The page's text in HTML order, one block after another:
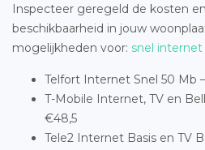
Inspecteer geregeld de kosten
beschikbaarheid in jouw
mogelijkheden voor: snel
Telfort Internet Snel 50 Mb
T-Mobile Internet, TV en
€48,5
Tele2 Internet Basis en TV